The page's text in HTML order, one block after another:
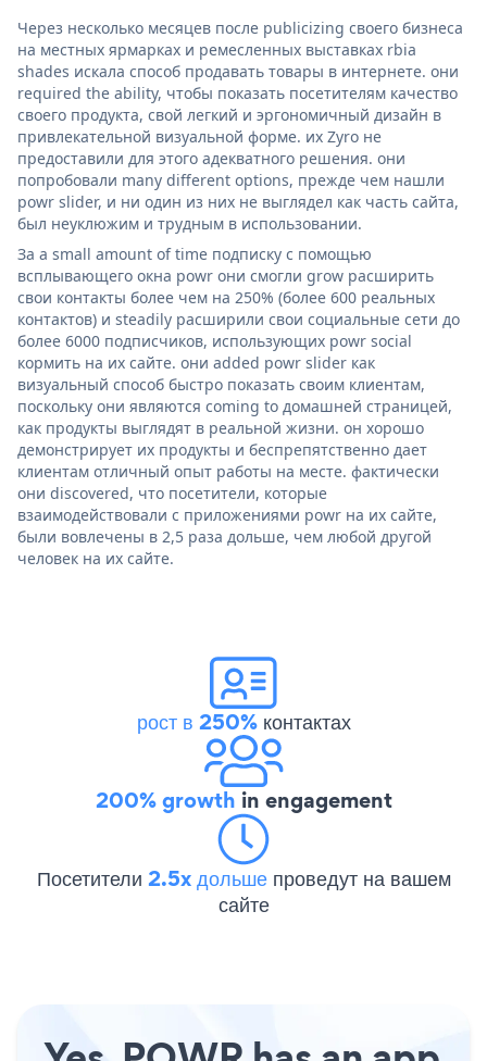
Через несколько месяцев после publicizing своего бизнеса
на местных ярмарках и ремесленных выставках rbia
shades искала способ продавать товары в интернете. они
required the ability, чтобы показать посетителям качество
своего продукта, свой легкий и эргономичный дизайн в
привлекательной визуальной форме. их Zyro не
предоставили для этого адекватного решения. они
попробовали many different options, прежде чем нашли
powr slider, и ни один из них не выглядел как часть сайта,
был неуклюжим и трудным в использовании.
За a small amount of time подписку с помощью
всплывающего окна powr они смогли grow расширить
свои контакты более чем на 250% (более 600 реальных
контактов) и steadily расширили свои социальные сети до
более 6000 подписчиков, использующих powr social
кормить на их сайте. они added powr slider как
визуальный способ быстро показать своим клиентам,
поскольку они являются coming to домашней страницей,
как продукты выглядят в реальной жизни. он хорошо
демонстрирует их продукты и беспрепятственно дает
клиентам отличный опыт работы на месте. фактически
они discovered, что посетители, которые
взаимодействовали с приложениями powr на их сайте,
были вовлечены в 2,5 раза дольше, чем любой другой
человек на их сайте.
рост в 250%контактах
200% growth in engagement
Посетители 2.5x дольше проведут на вашем
сайте